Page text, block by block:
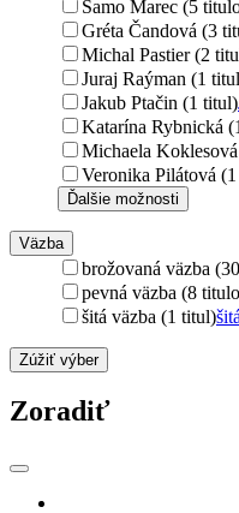
Samo Marec (5
Gréta Čandová (3
Michal Pastier (2
Juraj Raýman (1
Jakub Ptačin (1 titul)
Katarína Rybnická
Michaela
Veronika Pilátová
Ďalšie možnosti
Väzba
brožovaná väzba
pevná väzba (8
šitá väzba (1 titul)
Zúžiť výber
Zoradiť